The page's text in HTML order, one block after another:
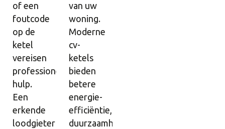
of een
foutcode
op de
ketel
vereisen
professionele
hulp.
Een
erkende
loodgieter
van uw
woning.
Moderne
cv-
ketels
bieden
betere
energie-
efficiëntie,
duurzaamheid